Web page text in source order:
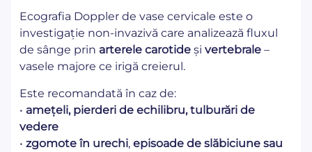
Ecografia Doppler de vase cervicale este o
investigație non-invazivă care analizează fluxul
de sânge prin arterele carotide și vertebrale –
vasele majore ce irigă creierul.
Este recomandată în caz de:
• amețeli, pierderi de echilibru, tulburări de
vedere
• zgomote în urechi, episoade de slăbiciune sau